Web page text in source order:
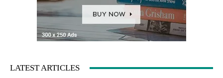
LATEST ARTICLES